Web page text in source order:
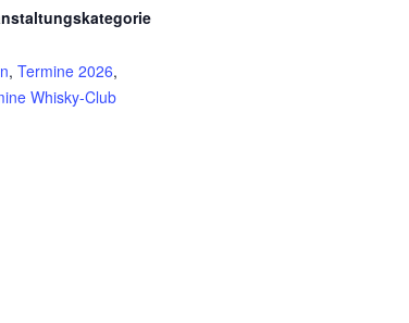
, Termine 2026,
Whisky-Club